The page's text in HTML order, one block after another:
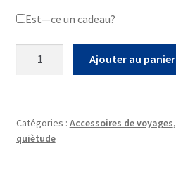
Est—ce un cadeau?
Octopus
Ajouter au panier
Catégories : Accessoires de voyages,
quiètude